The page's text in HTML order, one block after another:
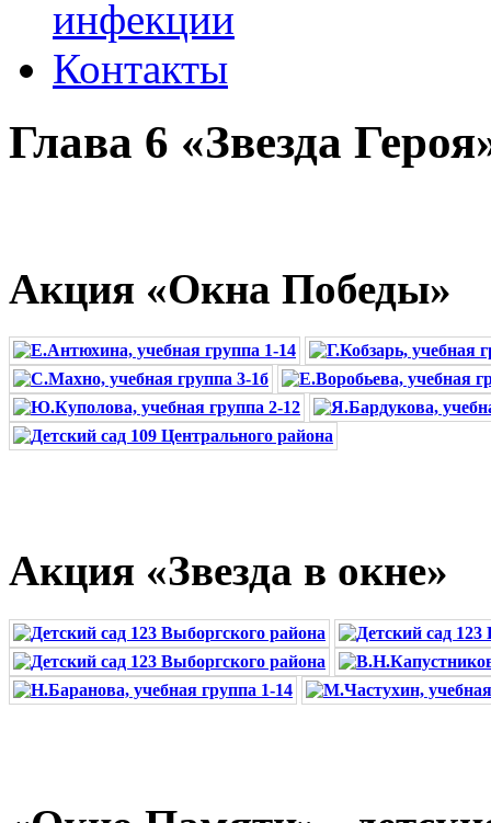
инфекции
Контакты
Глава 6 «Звезда
Акция «Окна Победы»
Акция «Звезда в окне»